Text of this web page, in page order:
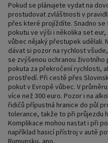
Pokud se plánujete vydat na
prostudovat zvláštnosti v
přes které projíždíte. Snadno
pokutu ve výši i několika set
vůbec nějaký přestupek udělali.
dávat si pozor na rychlost
se zvýšenou ochranou životního
pokuta za překročení rychlosti,
prostředí. Při cestě přes
pokut v Evropě vůbec. V
více než 300 euro. Pozor i na
řidičů přípustná hranice do půl
tolerance, takže to při průjezdu
Komplikace mohou nastat i při
například hasicí přístroj v autě
Rumunsku, ano.